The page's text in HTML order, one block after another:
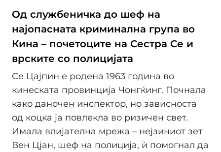
Од службеничка до шеф на
најопасната криминална група во
Кина – почетоците на Сестра Се и
врските со полицијата
Се Цајпин е родена 1963 година во
кинеската провинција Чонгќинг. Почнала
како даночен инспектор, но зависноста
од коцка ја повлекла во ризичен свет.
Имала влијателна мрежа – нејзиниот зет
Вен Цјан, шеф на полиција, ѝ помогнал да